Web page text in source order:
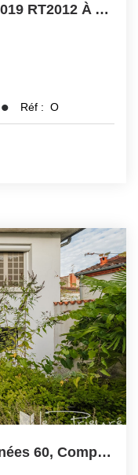
Maison Contemporaine De 2019 RT2012 À Albi Avec Piscine,...
Réf : O
Intéressante Maison Des Années 60, Composée De 2 Logements,...